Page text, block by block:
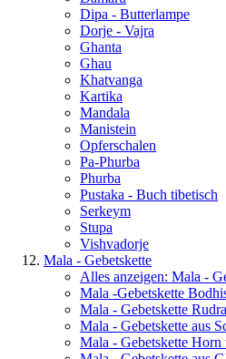
Dipa - Butterlampe
Dorje - Vajra
Ghanta
Ghau
Khatvanga
Kartika
Mandala
Manistein
Opferschalen
Pa-Phurba
Phurba
Pustaka - Buch tibetisch
Serkeym
Stupa
Vishvadorje
Mala - Gebetskette
Alles anzeigen: Mala -
Mala -Gebetskette
Mala - Gebetskette
Mala - Gebetskette aus
Mala - Gebetskette